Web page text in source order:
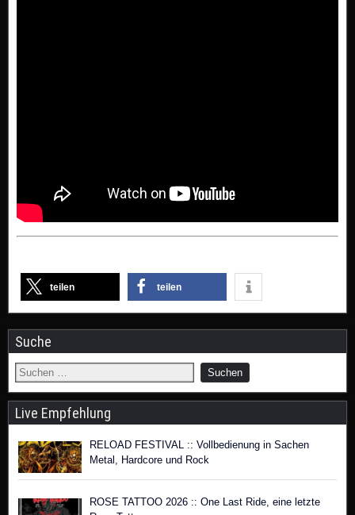
teilen teilen
Suche
Live Empfehlung
RELOAD FESTIVAL :: Vollbedienung in Sachen
Metal, Hardcore und Rock
ROSE TATTOO 2026 :: One Last Ride, eine letzte